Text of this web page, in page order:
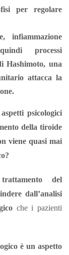
per regolare
infiammazione
processi
Hashimoto, una
attacca la
psicologici
della tiroide
viene quasi mai
del
dall’analisi
che i pazienti
è un aspetto